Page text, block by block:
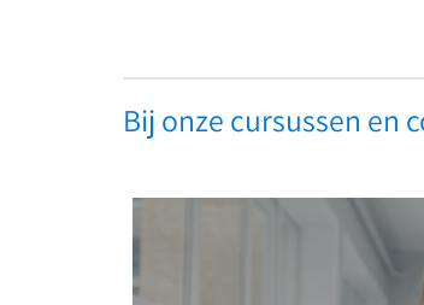
Bij onze cursussen en
met
psychische